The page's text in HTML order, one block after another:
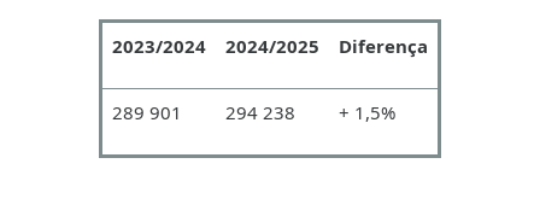
2023/2024 2024/2025 Diferença
289 901 294 238 + 1,5%